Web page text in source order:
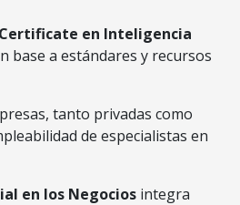
Certificate en Inteligencia
base a estándares y recursos
tanto privadas como
de especialistas en
en los Negocios integra